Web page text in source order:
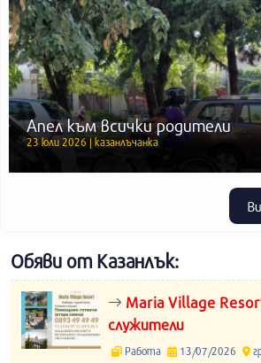
Апел към всички родители
23 юли 2026 | казанлъчанка
Обяви от Казанлък:
Maria Village
служители
Работа 13/07/2026